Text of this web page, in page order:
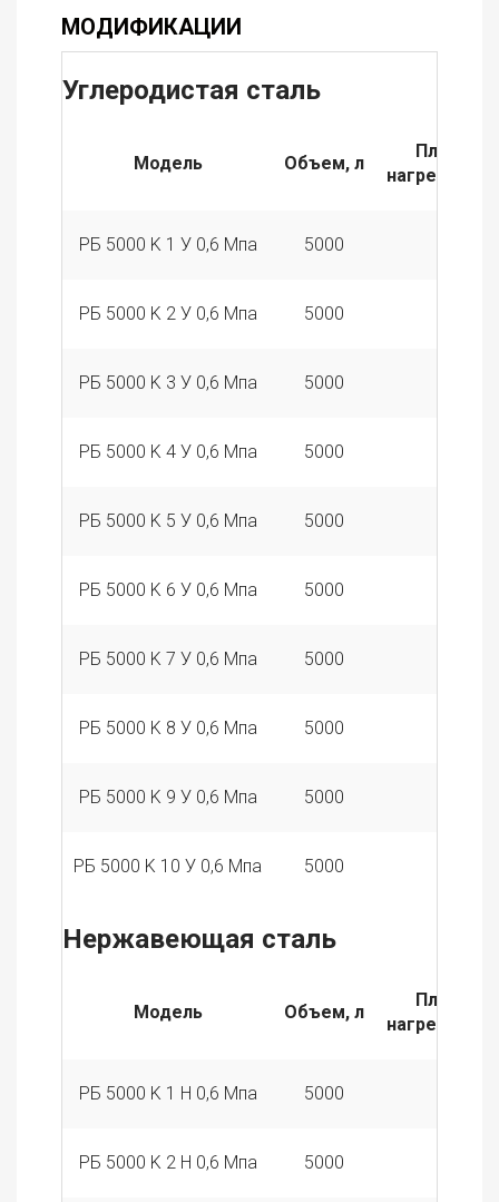
МОДИФИКАЦИИ
Углеродистая сталь
Модель Объем, л
Площадь
РБ 5000 K 1 У 0,6 Мпа 5000
РБ 5000 K 2 У 0,6 Мпа 5000
РБ 5000 K 3 У 0,6 Мпа 5000
РБ 5000 K 4 У 0,6 Мпа 5000
РБ 5000 K 5 У 0,6 Мпа 5000
РБ 5000 K 6 У 0,6 Мпа 5000
РБ 5000 K 7 У 0,6 Мпа 5000
РБ 5000 K 8 У 0,6 Мпа 5000
РБ 5000 K 9 У 0,6 Мпа 5000
РБ 5000 K 10 У 0,6 Мпа 5000
Нержавеющая сталь
Модель Объем, л
Площадь
РБ 5000 K 1 Н 0,6 Мпа 5000
РБ 5000 K 2 Н 0,6 Мпа 5000